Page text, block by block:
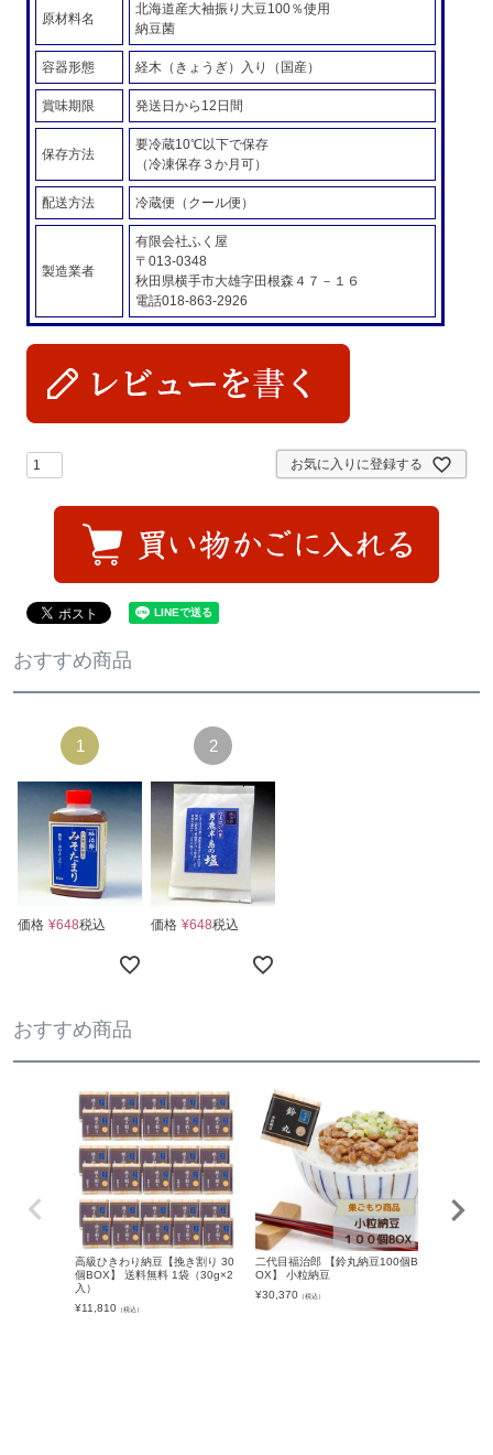
原材料名
北海道産大袖振り大豆100％使用
納豆菌
容器形態 経木（きょうぎ）入り（国産）
賞味期限 発送日から12日間
保存方法
要冷蔵10℃以下で保存
（冷凍保存３か月可）
配送方法 冷蔵便（クール便）
製造業者
有限会社ふく屋
〒013-0348
秋田県横手市大雄字田根森４７－１６
電話018-863-2926
お気に入りに登録する
おすすめ商品
価格 ¥648税込 価格 ¥648税込
おすすめ商品
高級ひきわり納豆【挽き割り 30
個BOX】 送料無料 1袋（30g×2
入）
¥11,810 （税込）
二代目福治郎 【鈴丸納豆100個B
OX】 小粒納豆
¥30,370 （税込）